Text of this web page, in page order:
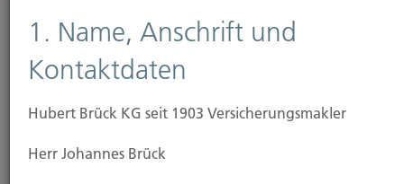
1. Name, Anschrift und
Kontaktdaten
Hubert Brück KG seit 1903 Versicherungsmakler
Herr Johannes Brück